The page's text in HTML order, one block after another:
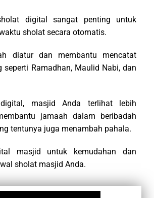
digital sangat penting untuk
sholat secara otomatis.
diatur dan membantu mencatat
seperti Ramadhan, Maulid Nabi, dan
masjid Anda terlihat lebih
jamaah dalam beribadah
tentunya juga menambah pahala.
masjid untuk kemudahan dan
sholat masjid Anda.